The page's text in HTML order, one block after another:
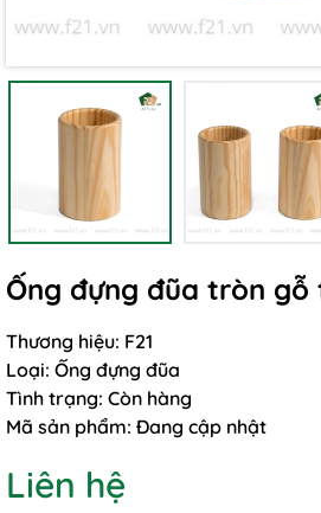
Ống đựng đũa tròn gỗ
Thương hiệu: F21
Loại: Ống đựng đũa
Tình trạng: Còn hàng
Mã sản phẩm: Đang cập nhật
Liên hệ